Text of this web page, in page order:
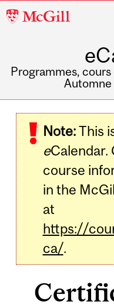
McGill
Programmes,
Automne
navigation
Note:This
eCalendar.
course
in the
at
https://
ca/.